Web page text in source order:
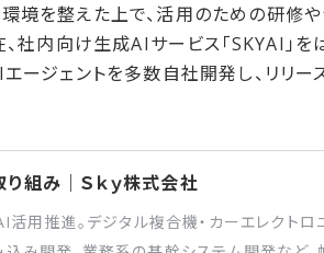
境を整えた上で、活用のための研修
社内向け生成AIサービス「SKYAI」を
ージェントを多数自社開発し、リリー
組み｜Ｓｋｙ株式会社
活用推進。デジタル複合機・カーエレクトロ